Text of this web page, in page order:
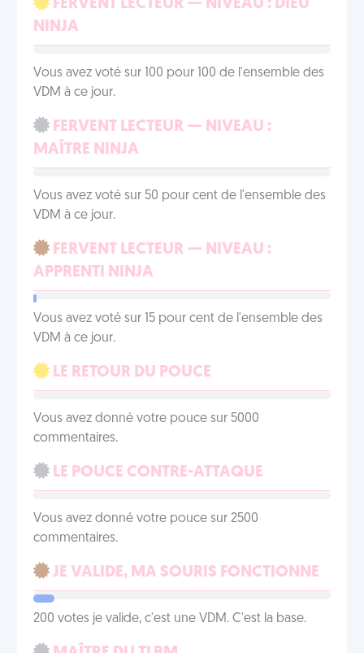
FERVENT LECTEUR — NIVEAU : DIEU
NINJA
Vous avez voté sur 100 pour 100 de l'ensemble des
VDM à ce jour.
FERVENT LECTEUR — NIVEAU :
MAÎTRE NINJA
Vous avez voté sur 50 pour cent de l'ensemble des
VDM à ce jour.
FERVENT LECTEUR — NIVEAU :
APPRENTI NINJA
Vous avez voté sur 15 pour cent de l'ensemble des
VDM à ce jour.
LE RETOUR DU POUCE
Vous avez donné votre pouce sur 5000
commentaires.
LE POUCE CONTRE-ATTAQUE
Vous avez donné votre pouce sur 2500
commentaires.
JE VALIDE, MA SOURIS FONCTIONNE
200 votes je valide, c'est une VDM. C'est la base.